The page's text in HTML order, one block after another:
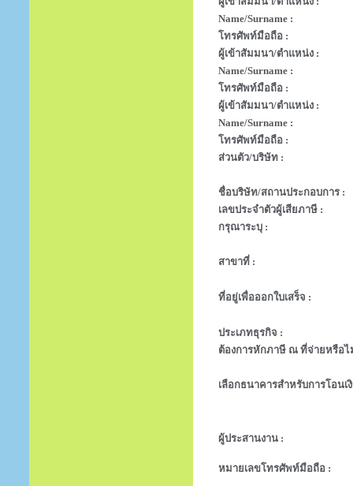
Name/Surname :
โทรศัพท์มือถือ :
ผู้เข้าสัมมนา/ตำแหน่ง :
Name/Surname :
โทรศัพท์มือถือ :
ผู้เข้าสัมมนา/ตำแหน่ง :
Name/Surname :
โทรศัพท์มือถือ :
ส่วนตัว/บริษัท :
ชื่อบริษัท/สถานประกอบการ :
เลขประจำตัวผู้เสียภาษี :
กรุณาระบุ :
สาขาที่ :
ที่อยู่เพื่อออกใบเสร็จ :
ประเภทธุรกิจ :
ต้องการหักภาษี ณ ที่จ่ายหรือไ
เลือกธนาคารสำหรับการโอนเ
ผู้ประสานงาน :
หมายเลขโทรศัพท์มือถือ :